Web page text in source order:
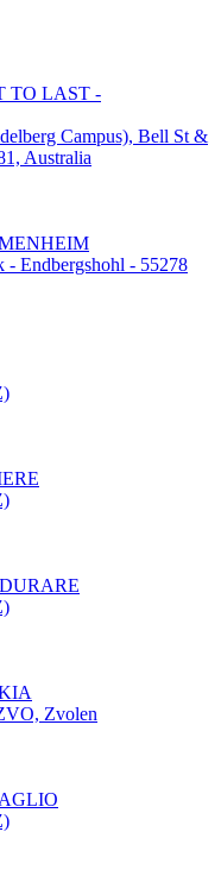
TO LAST -
Campus), Bell St &
Australia
- Endbergshohl - 55278
Zvolen